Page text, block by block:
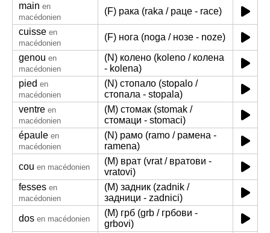
main en
macédonien
(F) рака (raka / раце - race)
cuisse en
macédonien
(F) нога (noga / нозе - noze)
genou en
macédonien
(N) колено (koleno / колена
- kolena)
pied en
macédonien
(N) стопало (stopalo /
стопала - stopala)
ventre en
macédonien
(M) стомак (stomak /
стомаци - stomaci)
épaule en
macédonien
(N) рамо (ramo / рамена -
ramena)
cou en macédonien
(M) врат (vrat / вратови -
vratovi)
fesses en
macédonien
(M) задник (zadnik /
задници - zadnici)
dos en macédonien
(M) грб (grb / грбови -
grbovi)